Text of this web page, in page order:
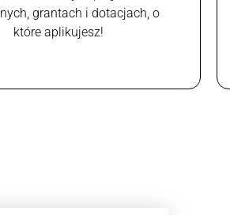
grantach i dotacjach, o
które aplikujesz!